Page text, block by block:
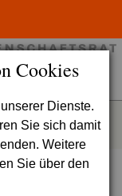
Cookies
Dienste.
Sie sich damit
Weitere
Sie über den